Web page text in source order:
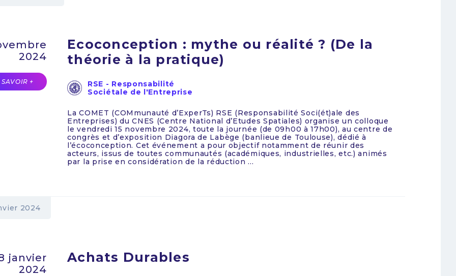
2024
SAVOIR +
Ecoconception : mythe ou réalité ? (De la
théorie à la pratique)
RSE - Responsabilité
Sociétale de l'Entreprise
La COMET (COMmunauté d’ExperTs) RSE (Responsabilité Soci(ét)ale des
Entreprises) du CNES (Centre National d’Etudes Spatiales) organise un colloque
le vendredi 15 novembre 2024, toute la journée (de 09h00 à 17h00), au centre de
congrès et d’exposition Diagora de Labège (banlieue de Toulouse), dédié à
l’écoconception. Cet événement a pour objectif notamment de réunir des
acteurs, issus de toutes communautés (académiques, industrielles, etc.) animés
par la prise en considération de la réduction ...
2024
janvier
2024
Achats Durables